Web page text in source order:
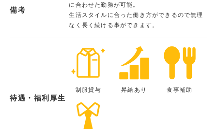
備考
に合わせた勤務が可能。
生活スタイルに合った働き方ができるので無理
なく長く続ける事ができます。
待遇・福利厚生
制服貸与 昇給あり 食事補助